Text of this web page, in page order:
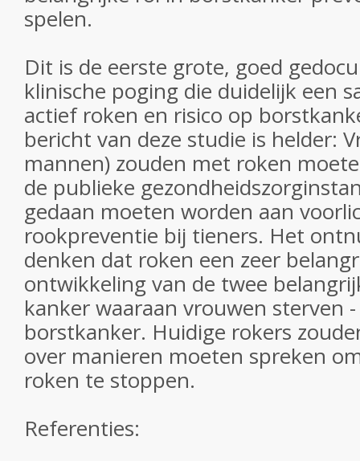
spelen.
Dit is de eerste grote, goed
klinische poging die duidelijk een
actief roken en risico op
bericht van deze studie is helder:
mannen) zouden met roken
de publieke
gedaan moeten worden aan
rookpreventie bij tieners. Het
denken dat roken een zeer
ontwikkeling van de twee
kanker waaraan vrouwen sterven
borstkanker. Huidige rokers
over manieren moeten spreken
roken te stoppen.
Referenties: